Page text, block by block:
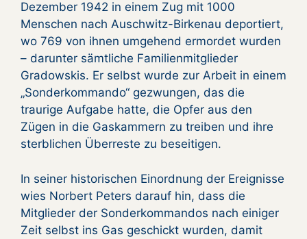
Dezember 1942 in einem Zug mit 1000
Menschen nach Auschwitz-Birkenau deportiert,
wo 769 von ihnen umgehend ermordet wurden
– darunter sämtliche Familienmitglieder
Gradowskis. Er selbst wurde zur Arbeit in einem
„Sonderkommando“ gezwungen, das die
traurige Aufgabe hatte, die Opfer aus den
Zügen in die Gaskammern zu treiben und ihre
sterblichen Überreste zu beseitigen.
In seiner historischen Einordnung der Ereignisse
wies Norbert Peters darauf hin, dass die
Mitglieder der Sonderkommandos nach einiger
Zeit selbst ins Gas geschickt wurden, damit